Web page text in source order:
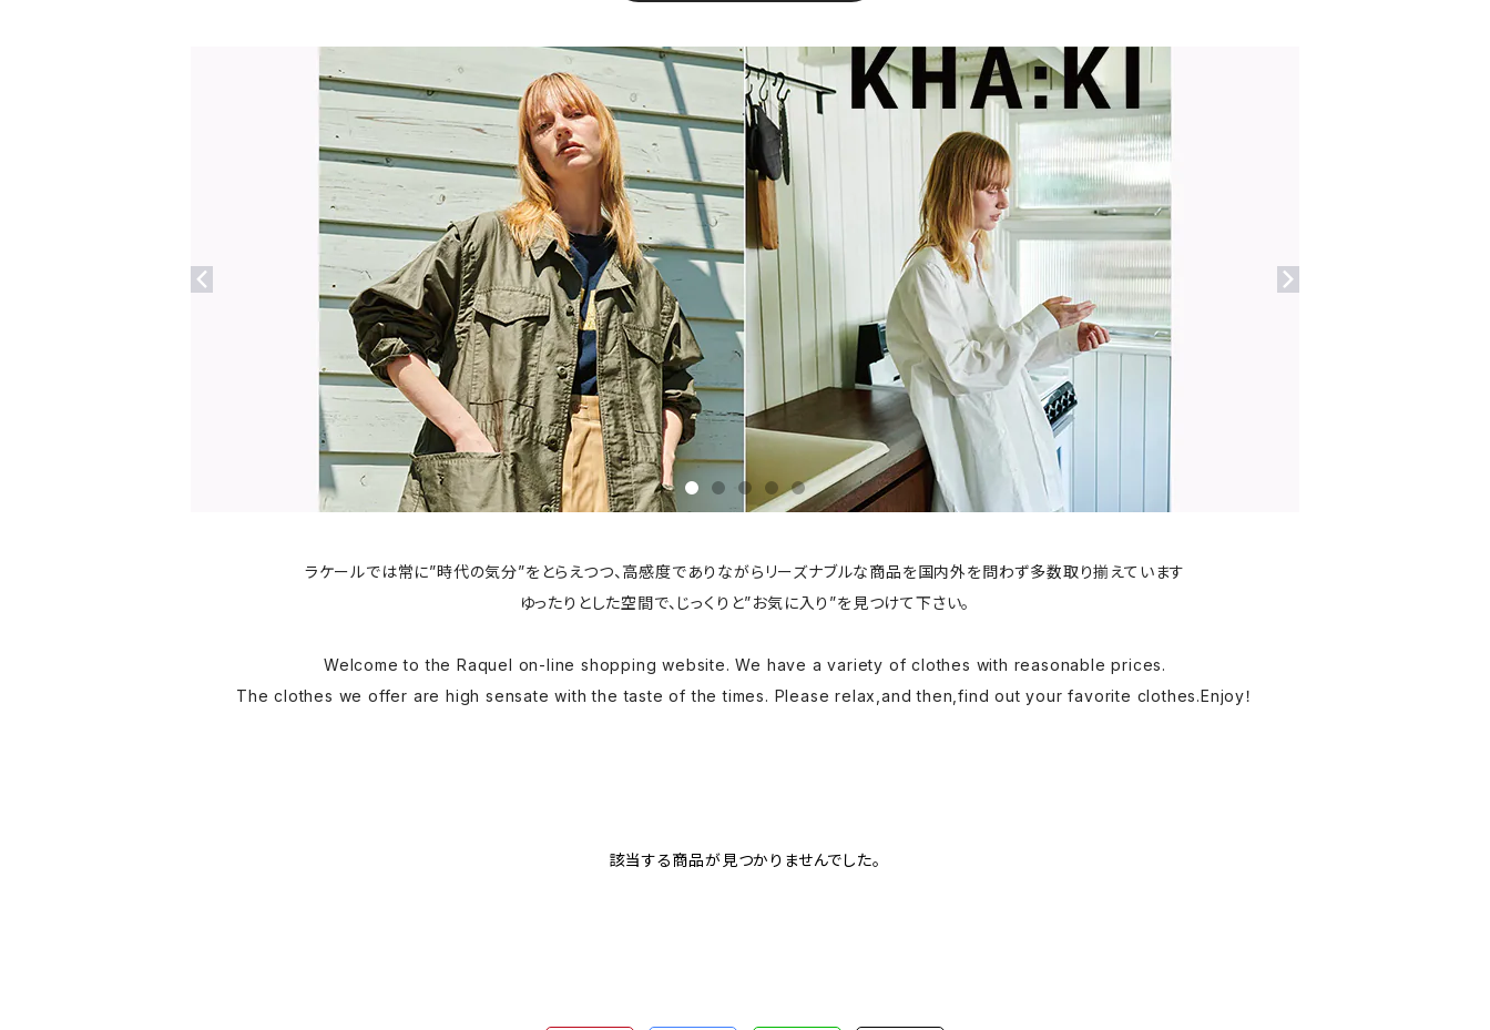
ラケールでは常に”時代の気分”をとらえつつ、高感度でありながらリーズナブルな商品を国内外を問わず多数取り揃えています
ゆったりとした空間で、じっくりと”お気に入り”を見つけて下さい。
Welcome to the Raquel on-line shopping website. We have a variety of clothes with reasonable prices.
The clothes we offer are high sensate with the taste of the times. Please relax,and then,find out your favorite clothes.Enjoy！
該当する商品が見つかりませんでした。